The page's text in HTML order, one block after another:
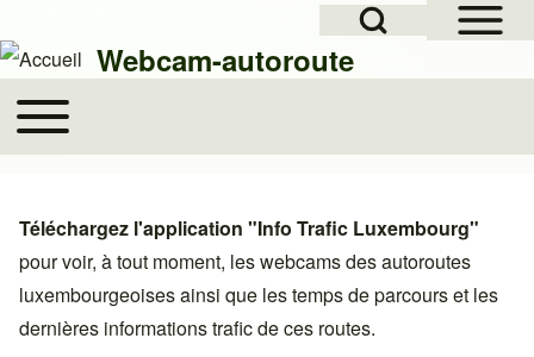
Close search
Rechercher
Webcam-autoroute
Main navigation
Toggle main menu
Téléchargez l'application "Info Trafic Luxembourg"
pour voir, à tout moment, les webcams des autoroutes
luxembourgeoises ainsi que les temps de parcours et les
dernières informations trafic de ces routes.